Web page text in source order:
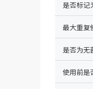
是否标记
最大重复
是否为无
使用前是